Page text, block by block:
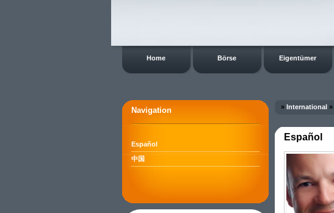
Home Börse Eigentümer
Navigation
Español
中国
» International »
Español